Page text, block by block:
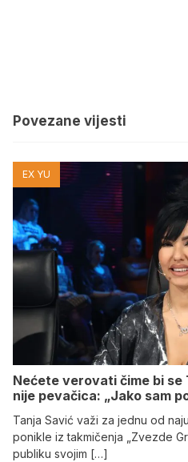
Povezane vijesti
EX YU
Nećete verovati čime bi se
nije pevačica: „Jako sam
Tanja Savić važi za jednu od
ponikle iz takmičenja „Zvezde
publiku svojim […]